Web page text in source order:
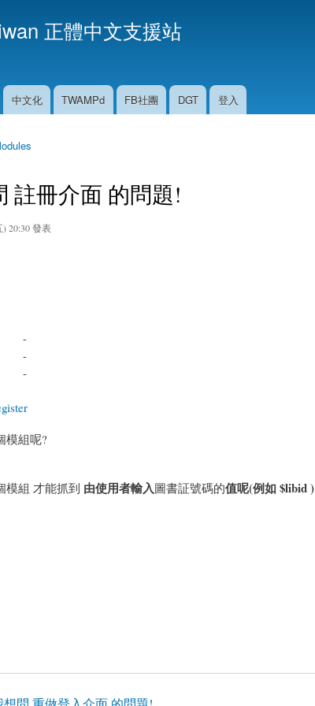
正體中文支援站
中文化 TWAMPd FB社團 DGT 登入
註冊介面 的問題!
) 20:30 發表
-
-
-
模組呢?
模組 才能抓到 由使用者輸入圖書証號碼的值呢(例如 $libid )